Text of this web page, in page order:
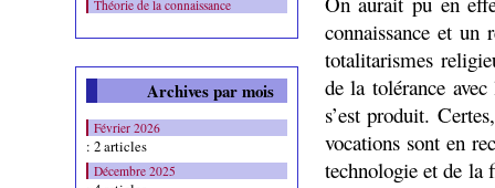
Théorie de la connaissance
Archives par mois
Février 2026
: 2 articles
Décembre 2025
connaissance et
totalitarismes
de la tolérance
s’est produit.
vocations sont en
technologie et de la